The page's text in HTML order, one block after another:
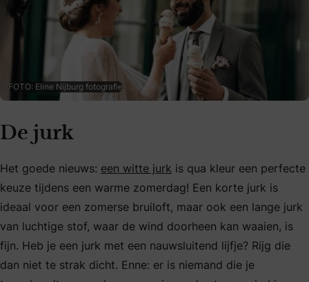
FOTO: Eline Nijburg fotografie
De jurk
Het goede nieuws: een witte jurk is qua kleur een perfecte
keuze tijdens een warme zomerdag! Een korte jurk is
ideaal voor een zomerse bruiloft, maar ook een lange jurk
van luchtige stof, waar de wind doorheen kan waaien, is
fijn. Heb je een jurk met een nauwsluitend lijfje? Rijg die
dan niet te strak dicht. Enne: er is niemand die je